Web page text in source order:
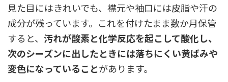
見た目にはきれいでも、襟元や袖口には皮脂や汗の
成分が残っています。これを付けたまま数か月保管
すると、 汚れが酸素と化学反応を起こして酸化し、
次のシーズンに出したときには落ちにくい黄ばみや
変色になっていることがあります。